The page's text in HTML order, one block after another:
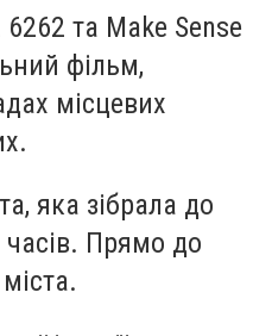
та Make Sense
фільм,
місцевих
яка зібрала до
часів. Прямо до